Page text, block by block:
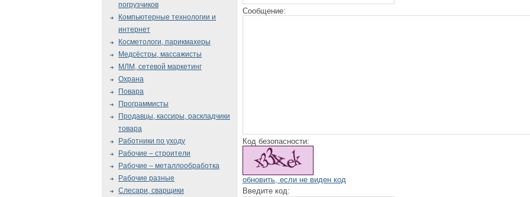
Сообщение:
Код безопасности:
обновить, если не виден код
Введите код:
погрузчиков
Компьютерные технологии и
интернет
Косметологи, парикмахеры
Медсёстры, массажисты
МЛМ, сетевой маркетинг
Охрана
Повара
Программисты
Продавцы, кассиры, раскладчики
товара
Работники по уходу
Рабочие – строители
Рабочие – металлообработка
Рабочие разные
Слесари, сварщики